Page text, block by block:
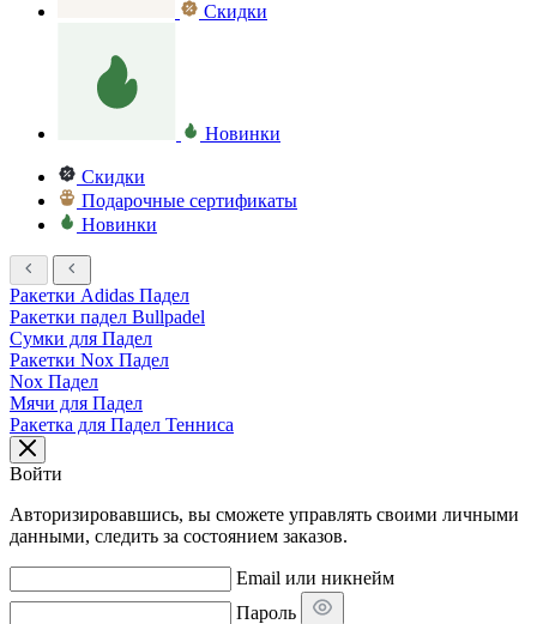
Скидки
Новинки
Скидки
Подарочные сертификаты
Новинки
Ракетки Adidas Падел
Ракетки падел Bullpadel
Сумки для Падел
Ракетки Nox Падел
Nox Падел
Мячи для Падел
Ракетка для Падел Тенниса
Войти
Авторизировавшись, вы сможете управлять своими личными
данными, следить за состоянием заказов.
Email или никнейм
Пароль